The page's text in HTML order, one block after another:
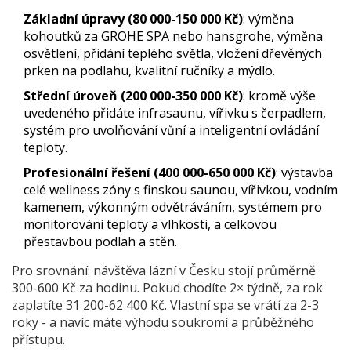
Základní úpravy (80 000-150 000 Kč): výměna
kohoutků za GROHE SPA nebo hansgrohe, výměna
osvětlení, přidání teplého světla, vložení dřevěných
prken na podlahu, kvalitní ručníky a mýdlo.
Střední úroveň (200 000-350 000 Kč): kromě výše
uvedeného přidáte infrasaunu, vířivku s čerpadlem,
systém pro uvolňování vůní a inteligentní ovládání
teploty.
Profesionální řešení (400 000-650 000 Kč): výstavba
celé wellness zóny s finskou saunou, vířivkou, vodním
kamenem, výkonným odvětráváním, systémem pro
monitorování teploty a vlhkosti, a celkovou
přestavbou podlah a stěn.
Pro srovnání: návštěva lázní v Česku stojí průměrně
300-600 Kč za hodinu. Pokud chodíte 2× týdně, za rok
zaplatíte 31 200-62 400 Kč. Vlastní spa se vrátí za 2-3
roky - a navíc máte výhodu soukromí a průběžného
přístupu.